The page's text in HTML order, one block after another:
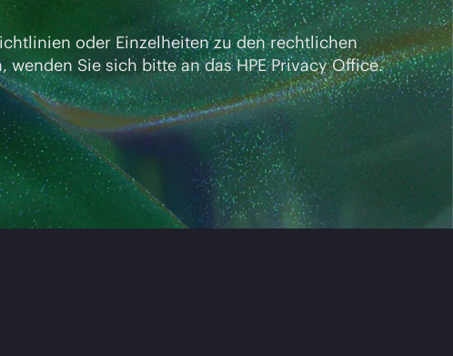
oder Einzelheiten zu den rechtlichen
Sie sich bitte an das HPE Privacy Office.